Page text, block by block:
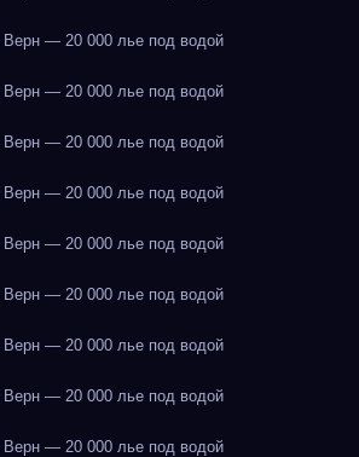
— 20 000 лье под водой
— 20 000 лье под водой
— 20 000 лье под водой
— 20 000 лье под водой
— 20 000 лье под водой
— 20 000 лье под водой
— 20 000 лье под водой
— 20 000 лье под водой
— 20 000 лье под водой